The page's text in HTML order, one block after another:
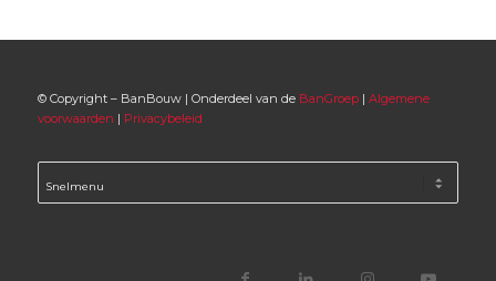
© Copyright – BanBouw | Onderdeel van de BanGroep| Algemene
voorwaarden | Privacybeleid